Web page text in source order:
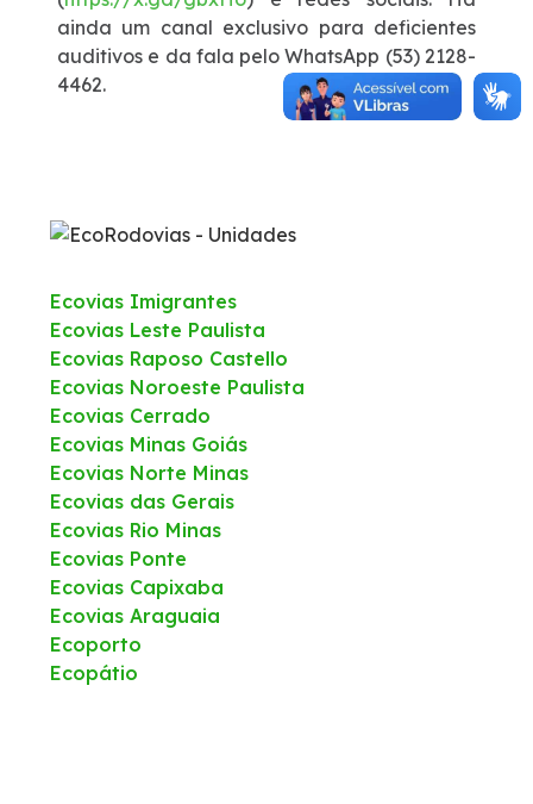
ainda um canal exclusivo para deficientes
auditivos e da fala pelo WhatsApp (53) 2128-
4462.
Ecovias Imigrantes
Ecovias Leste Paulista
Ecovias Raposo Castello
Ecovias Noroeste Paulista
Ecovias Cerrado
Ecovias Minas Goiás
Ecovias Norte Minas
Ecovias das Gerais
Ecovias Rio Minas
Ecovias Ponte
Ecovias Capixaba
Ecovias Araguaia
Ecoporto
Ecopátio